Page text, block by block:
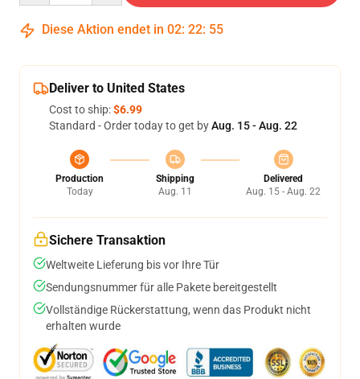
Diese Aktion endet in 02: 22: 54
Deliver to United States
Cost to ship:$6.99
Standard - Order today to get byAug. 15 - Aug. 22
Production
Today
Shipping
Aug. 11
Delivered
Aug. 15 - Aug. 22
Sichere Transaktion
Weltweite Lieferung bis vor Ihre Tür
Sendungsnummer für alle Pakete bereitgestellt
Vollständige Rückerstattung, wenn das Produkt nicht
erhalten wurde